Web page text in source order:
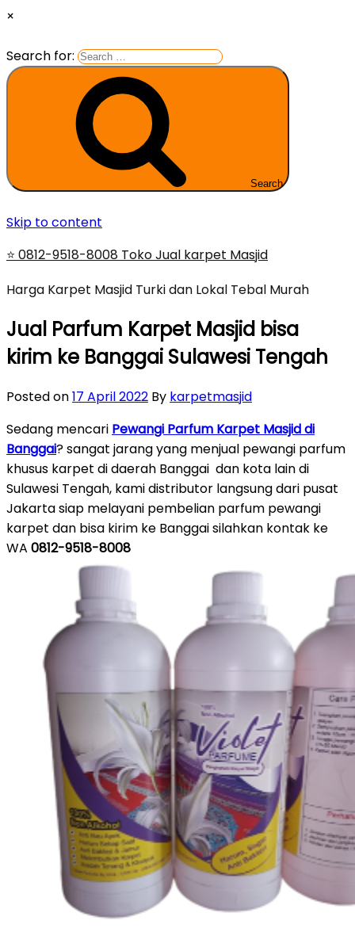
×
Search for:
Search
Skip to content
⭐ 0812-9518-8008 Toko Jual karpet Masjid
Harga Karpet Masjid Turki dan Lokal Tebal Murah
Jual Parfum Karpet Masjid bisa
kirim ke Banggai Sulawesi Tengah
Posted on17 April 2022 By karpetmasjid
Sedang mencari Pewangi Parfum Karpet Masjid di
Banggai? sangat jarang yang menjual pewangi parfum
khusus karpet di daerah Banggai dan kota lain di
Sulawesi Tengah, kami distributor langsung dari pusat
Jakarta siap melayani pembelian parfum pewangi
karpet dan bisa kirim ke Banggai silahkan kontak ke
WA 0812-9518-8008